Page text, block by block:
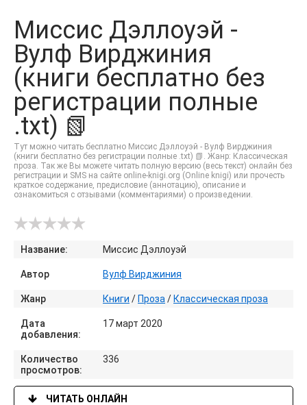
ЗАКЛАДКИ
Миссис Дэллоуэй -
Вулф Вирджиния
(книги бесплатно без
регистрации полные
.txt) 📗
Тут можно читать бесплатно Миссис Дэллоуэй - Вулф Вирджиния
(книги бесплатно без регистрации полные .txt) 📗. Жанр: Классическая
проза. Так же Вы можете читать полную версию (весь текст) онлайн без
регистрации и SMS на сайте online-knigi.org (Online knigi) или прочесть
краткое содержание, предисловие (аннотацию), описание и
ознакомиться с отзывами (комментариями) о произведении.
Название: Миссис Дэллоуэй
Автор Вулф Вирджиния
Жанр Книги / Проза / Классическая проза
Дата
добавления:
17 март 2020
Количество
просмотров:
336
ЧИТАТЬ ОНЛАЙН